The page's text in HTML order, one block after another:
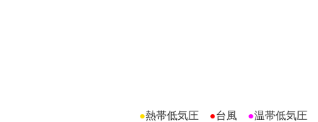
●熱帯低気圧 ●台風 ●温帯低気圧